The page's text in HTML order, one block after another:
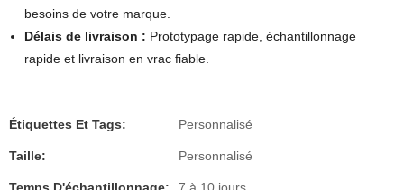
besoins de votre marque.
Délais de livraison : Prototypage rapide, échantillonnage
rapide et livraison en vrac fiable.
Étiquettes Et Tags: Personnalisé
Taille: Personnalisé